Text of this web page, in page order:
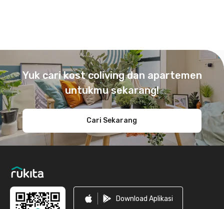
Yuk cari kost coliving dan apartemen
untukmu sekarang!
Cari Sekarang
Download Aplikasi